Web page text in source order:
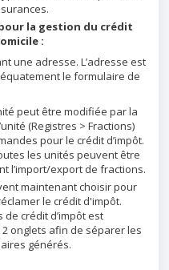
la gestion du crédit
:
une adresse. L’adresse est
le formulaire de
peut être modifiée par la
(Registres > Fractions)
pour le crédit d’impôt.
les unités peuvent être
l’import/export de fractions.
maintenant choisir pour
le crédit d'impôt.
crédit d’impôt est
onglets afin de séparer les
générés.